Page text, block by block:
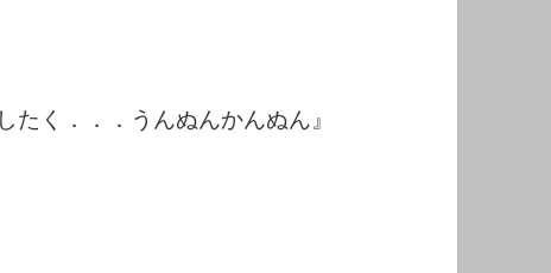
く．．．うんぬんかんぬん』